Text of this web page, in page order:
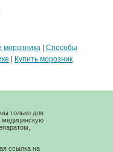
морозника| Способы
| Купить морозник
только для
медицинскую
ссылка на